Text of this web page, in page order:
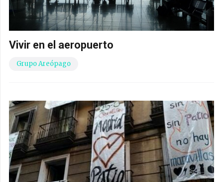
Vivir en el aeropuerto
Grupo Areópago